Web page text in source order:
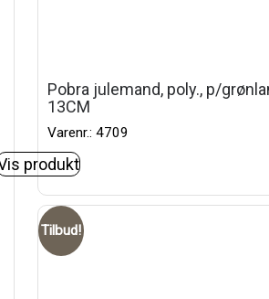
Pobra julemand, poly., p/
13CM
Varenr.: 4709
produkt
Tilbud!